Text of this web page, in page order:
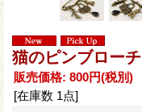
猫のピンブローチ
販売価格: 800円(税別)
[在庫数 1点]